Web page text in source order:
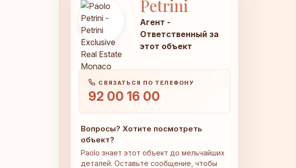
Petrini
Агент -
Ответственный за
этот объект
СВЯЗАТЬСЯ ПО ТЕЛЕФОНУ
92 00 16 00
Вопросы? Хотите посмотреть
объект?
Paolo знает этот объект до мельчайших
деталей. Оставьте сообщение, чтобы